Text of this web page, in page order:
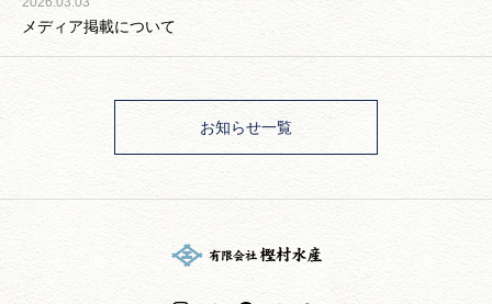
メディア掲載について
お知らせ一覧